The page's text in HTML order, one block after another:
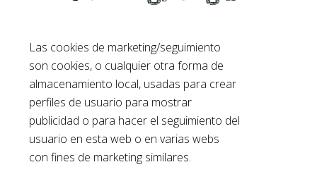
Las cookies de marketing/seguimiento
son cookies, o cualquier otra forma de
almacenamiento local, usadas para crear
perfiles de usuario para mostrar
publicidad o para hacer el seguimiento del
usuario en esta web o en varias webs
con fines de marketing similares.